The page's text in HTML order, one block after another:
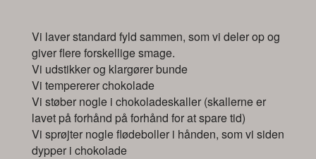
Vi laver standard fyld sammen, som vi deler op og
giver flere forskellige smage.
Vi udstikker og klargører bunde
Vi tempererer chokolade
Vi støber nogle i chokoladeskaller (skallerne er
lavet på forhånd på forhånd for at spare tid)
Vi sprøjter nogle flødeboller i hånden, som vi siden
dypper i chokolade